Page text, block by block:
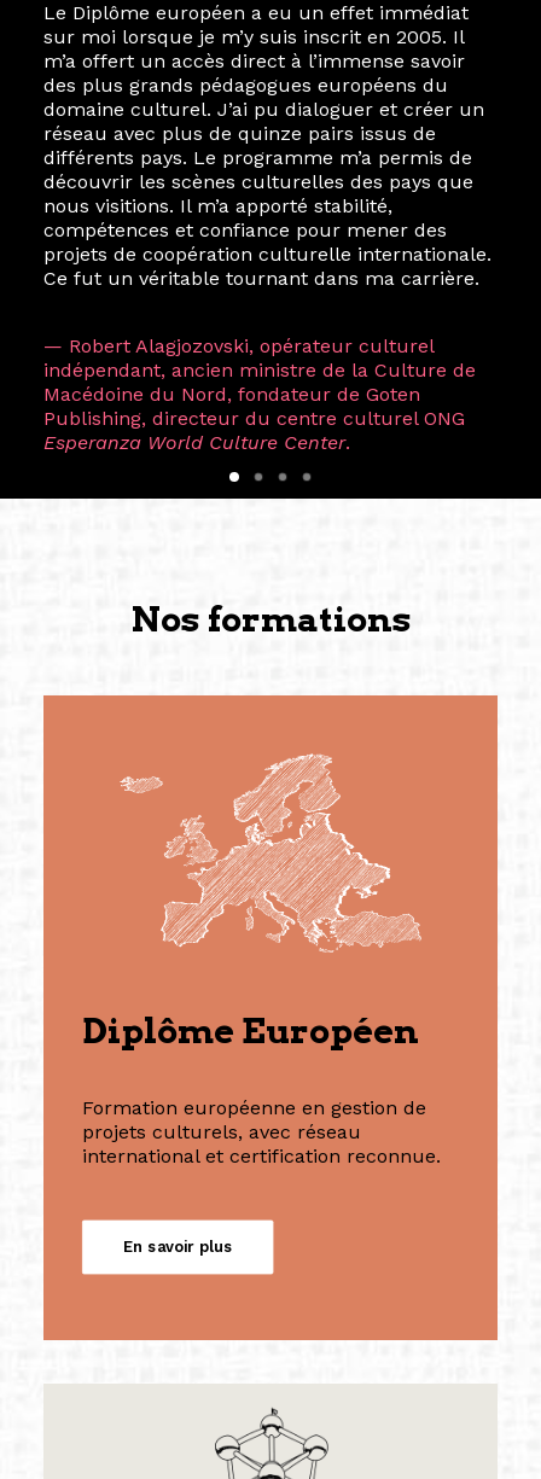
Le Diplôme européen a eu un effet immédiat
sur moi lorsque je m’y suis inscrit en 2005. Il
m’a offert un accès direct à l’immense savoir
des plus grands pédagogues européens du
domaine culturel. J’ai pu dialoguer et créer un
réseau avec plus de quinze pairs issus de
différents pays. Le programme m’a permis de
découvrir les scènes culturelles des pays que
nous visitions. Il m’a apporté stabilité,
compétences et confiance pour mener des
projets de coopération culturelle internationale.
Ce fut un véritable tournant dans ma carrière.
— Robert Alagjozovski, opérateur culturel
indépendant, ancien ministre de la Culture de
Macédoine du Nord, fondateur de Goten
Publishing, directeur du centre culturel ONG
Esperanza World Culture Center.
Nos formations
Diplôme Européen
Formation européenne en gestion de
projets culturels, avec réseau
international et certification reconnue.
En savoir plus